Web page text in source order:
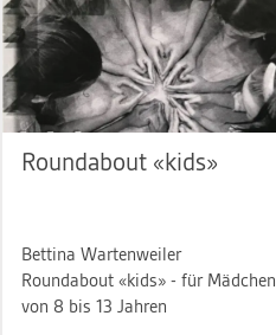
Roundabout «kids»
Bettina Wartenweiler
Roundabout «kids» - für Mädchen
von 8 bis 13 Jahren